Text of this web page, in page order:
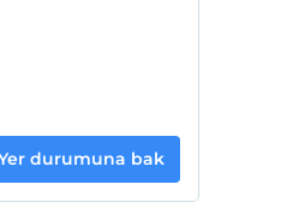
durumuna bak